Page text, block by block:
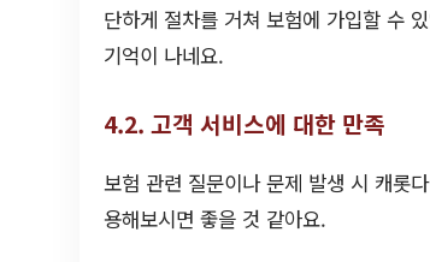
단하게 절차를 거쳐 보험에 가입할 수
기억이 나네요.
4.2. 고객 서비스에 대한 만족
보험 관련 질문이나 문제 발생 시 캐롯
용해보시면 좋을 것 같아요.